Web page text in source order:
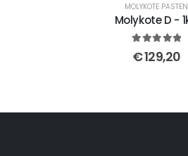
MOLYKOTE PASTEN
Molykote D -
out of 5
€129,20